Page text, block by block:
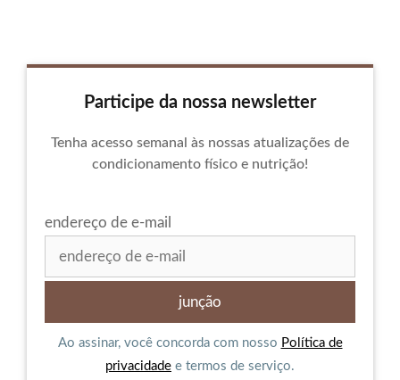
Participe da nossa newsletter
Tenha acesso semanal às nossas atualizações de
condicionamento físico e nutrição!
endereço de e-mail
Ao assinar, você concorda com nosso Política de
privacidade e termos de serviço.